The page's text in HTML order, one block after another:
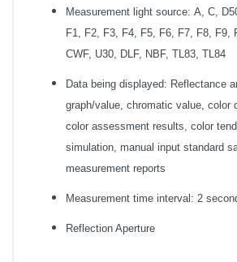
Measurement light source: A, C,
F1, F2, F3, F4, F5, F6, F7, F8, F9,
CWF, U30, DLF, NBF, TL83, TL84
Data being displayed: Reflectance
graph/value, chromatic value, color
color assessment results, color
simulation, manual input standard
measurement reports
Measurement time interval: 2
Reflection Aperture